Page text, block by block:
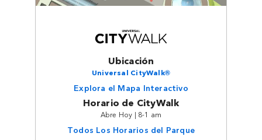
Ubicación
Universal CityWalk®
Explora el Mapa Interactivo
Horario de CityWalk
Abre Hoy | 8-1 am
Todos Los Horarios del Parque